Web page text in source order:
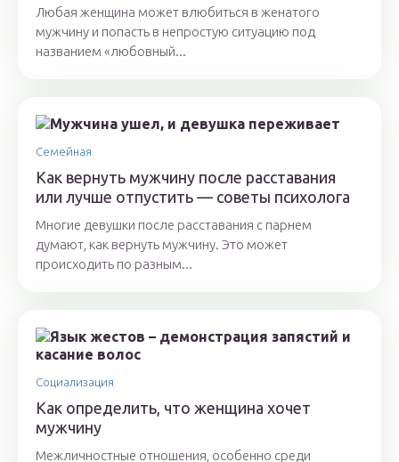
Любая женщина может влюбиться в женатого
мужчину и попасть в непростую ситуацию под
названием «любовный...
Семейная
Как вернуть мужчину после расставания
или лучше отпустить — советы психолога
Многие девушки после расставания с парнем
думают, как вернуть мужчину. Это может
происходить по разным...
Социализация
Как определить, что женщина хочет
мужчину
Межличностные отношения, особенно среди